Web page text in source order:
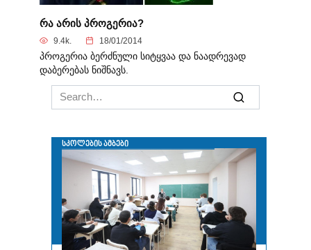
რა არის პროგერია?
9.4k. 18/01/2014
პროგერია ბერძნული სიტყვაა და ნაადრევად
დაბერებას ნიშნავს.
Search
for: